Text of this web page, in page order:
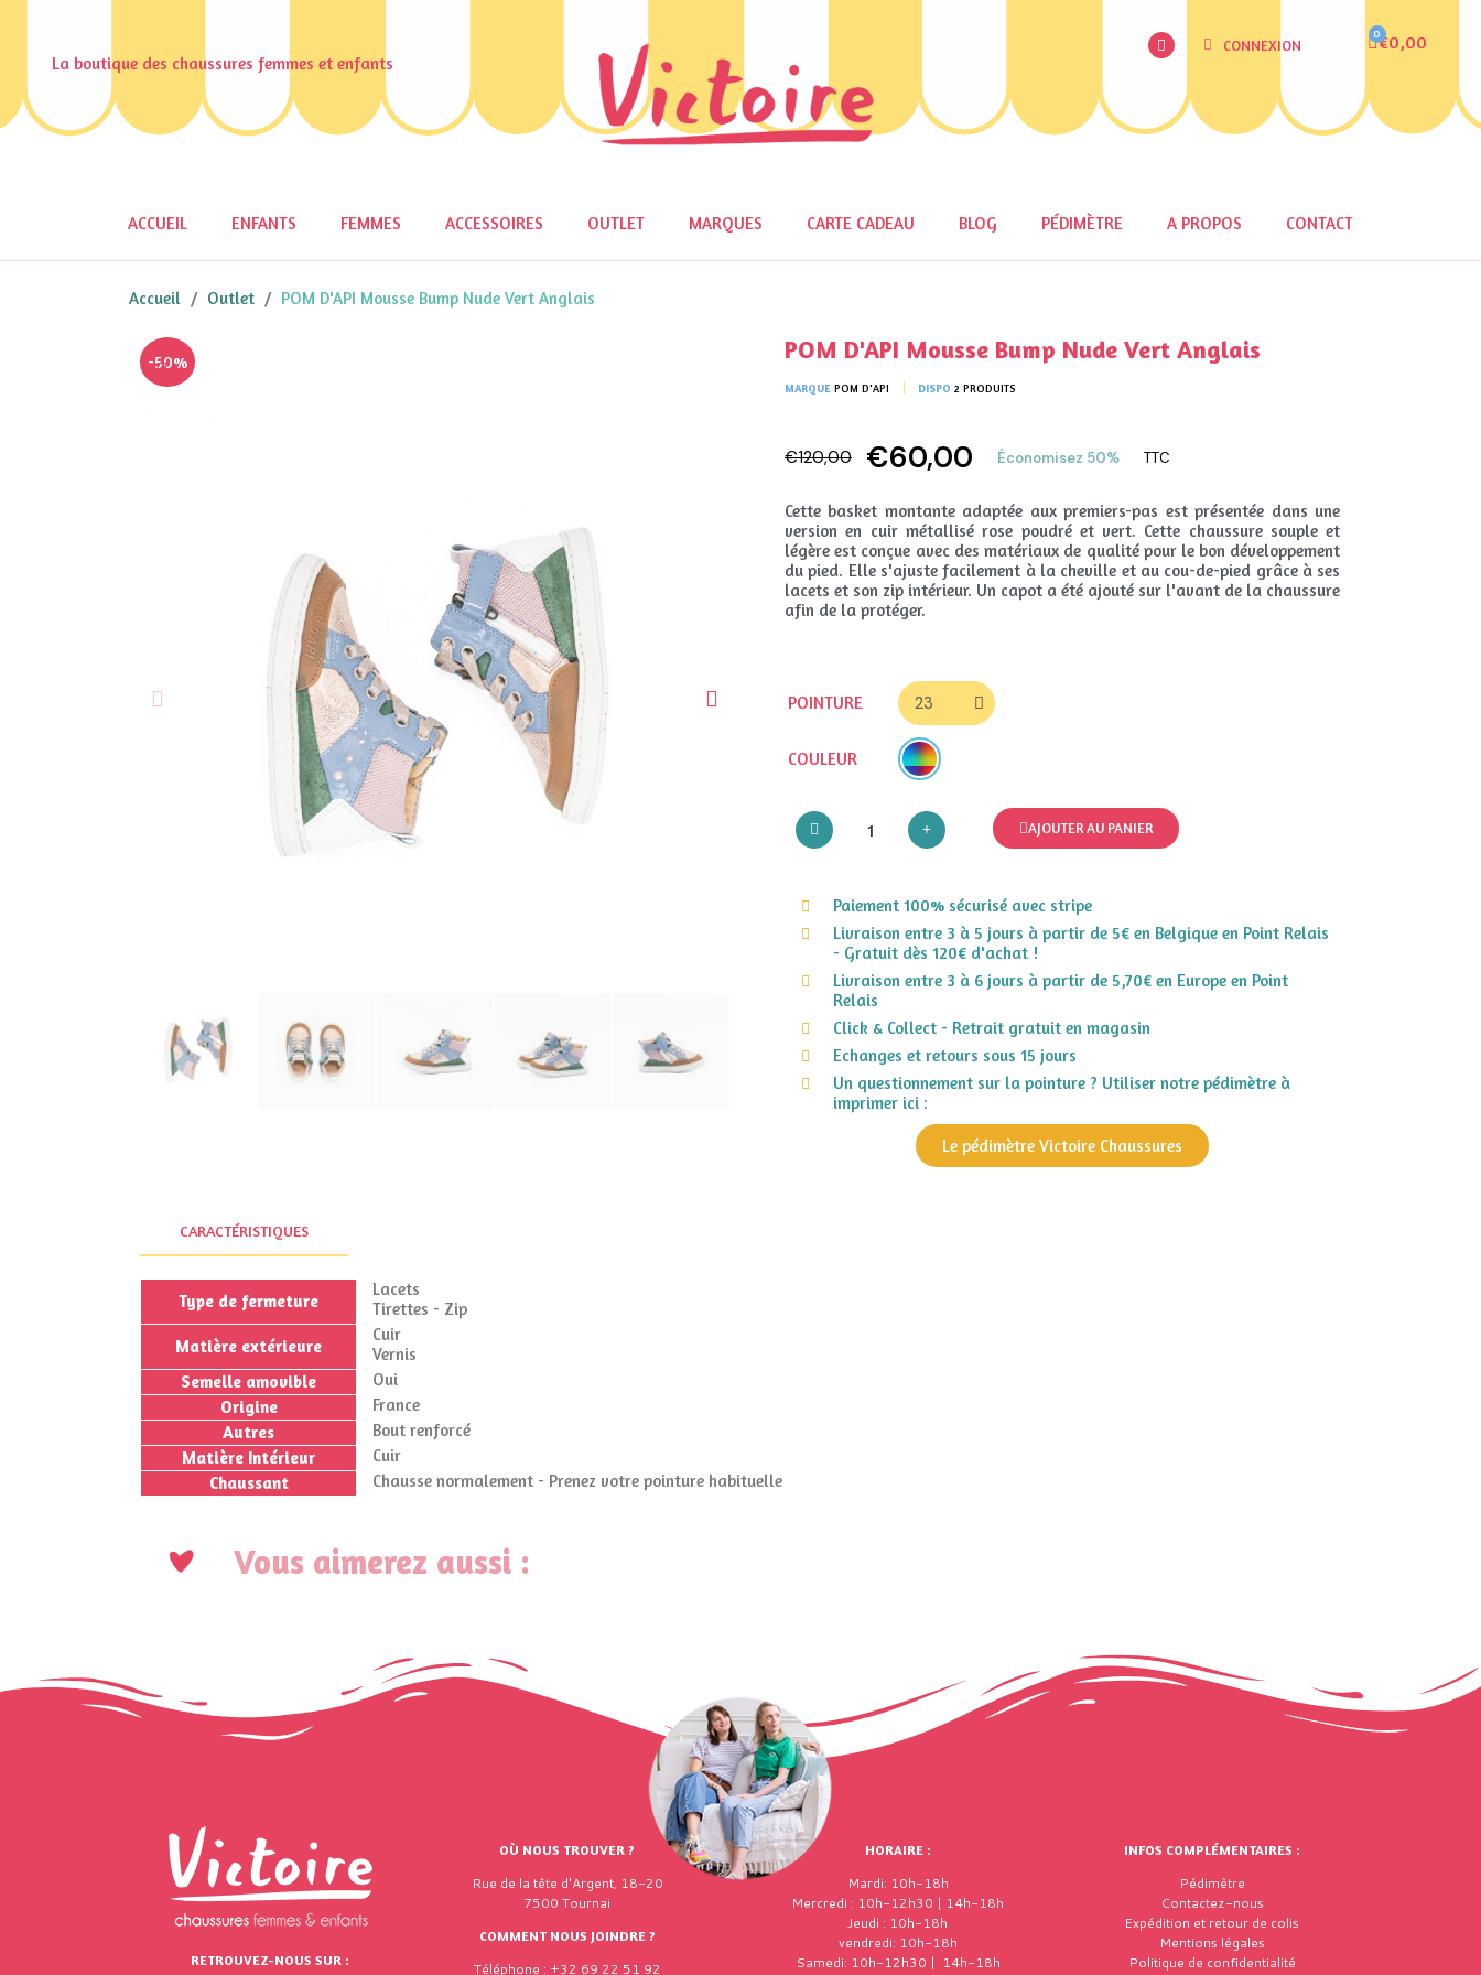
La boutique des chaussures femmes et enfants
CONNEXION €0,00
ACCUEIL ENFANTS FEMMES ACCESSOIRES OUTLET MARQUES CARTE CADEAU BLOG PÉDIMÈTRE A PROPOS CONTACT
Accueil Outlet POM D'API Mousse Bump Nude Vert Anglais
-50% POM D'API Mousse Bump Nude Vert Anglais
MARQUE POM D'API DISPO 2 PRODUITS
€120,00 €60,00 Économisez 50% TTC
Cette basket montante adaptée aux premiers-pas est présentée dans une
version en cuir métallisé rose poudré et vert. Cette chaussure souple et
légère est conçue avec des matériaux de qualité pour le bon développement
du pied. Elle s'ajuste facilement à la cheville et au cou-de-pied grâce à ses
lacets et son zip intérieur. Un capot a été ajouté sur l'avant de la chaussure
afin de la protéger.
POINTURE
COULEUR
AJOUTER AU PANIER
Paiement 100% sécurisé avec stripe
Livraison entre 3 à 5 jours à partir de 5€ en Belgique en Point Relais
- Gratuit dès 120€ d'achat !
Livraison entre 3 à 6 jours à partir de 5,70€ en Europe en Point
Relais
Click & Collect - Retrait gratuit en magasin
Echanges et retours sous 15 jours
Un questionnement sur la pointure ? Utiliser notre pédimètre à
imprimer ici :
Le pédimètre Victoire Chaussures
CARACTÉRISTIQUES
Type de fermeture
Lacets
Tirettes - Zip
Matière extérieure
Cuir
Vernis
Semelle amovible
Oui
Origine
France
Autres
Bout renforcé
Matière Intérieur
Cuir
Chaussant
Chausse normalement - Prenez votre pointure habituelle
Vous aimerez aussi :
RETROUVEZ-NOUS SUR :
OÙ NOUS TROUVER ?
Rue de la tête d'Argent, 18-20
7500 Tournai
COMMENT NOUS JOINDRE ?
Téléphone : +32 69 22 51 92
HORAIRE :
Mardi: 10h-18h
Mercredi : 10h-12h30 | 14h-18h
Jeudi : 10h-18h
vendredi: 10h-18h
Samedi: 10h-12h30 | 14h-18h
INFOS COMPLÉMENTAIRES :
Pédimètre
Contactez-nous
Expédition et retour de colis
Mentions légales
Politique de confidentialité